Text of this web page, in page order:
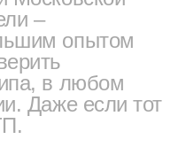
–
опытом
в любом
Даже если тот